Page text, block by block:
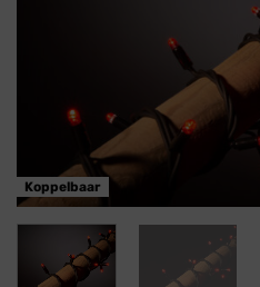
Koppelbaar